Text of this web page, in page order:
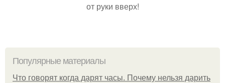
от руки вверх!
Популярные материалы
Что говорят когда дарят часы. Почему нельзя дарить